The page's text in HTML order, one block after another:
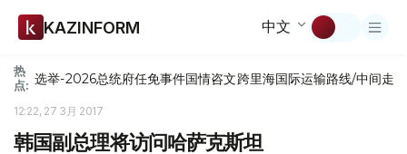
KAZINFORM 中文
热
点: 选举-2026总统府任免事件国情咨文跨里海国际运输路线/中间走廊
12:22, 27 3月 2017
韩国副总理将访问哈萨克斯坦